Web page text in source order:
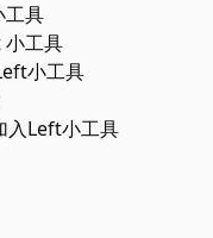
工具
工具
小工具
Left小工具